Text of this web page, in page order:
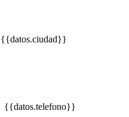
{{datos.ciudad}}
{{datos.telefono}}